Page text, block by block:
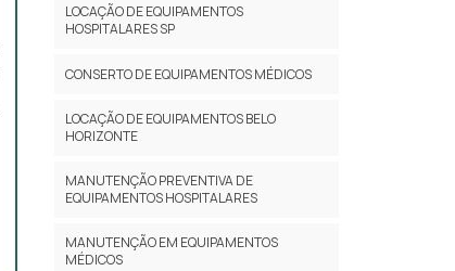
LOCAÇÃO DE EQUIPAMENTOS
HOSPITALARES SP
CONSERTO DE EQUIPAMENTOS MÉDICOS
LOCAÇÃO DE EQUIPAMENTOS BELO
HORIZONTE
MANUTENÇÃO PREVENTIVA DE
EQUIPAMENTOS HOSPITALARES
MANUTENÇÃO EM EQUIPAMENTOS
MÉDICOS